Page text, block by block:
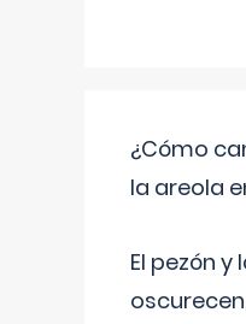
¿Cómo
la areola
El pezón y